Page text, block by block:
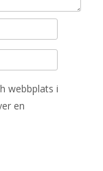
webbplats i
en